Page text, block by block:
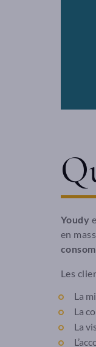
Youdy
en
Les
La
La
La